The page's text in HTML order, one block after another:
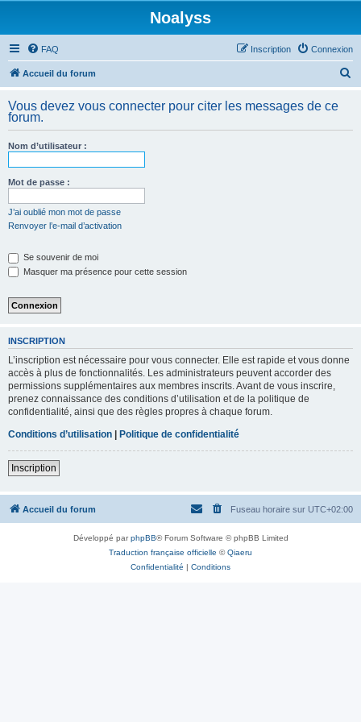
Noalyss
FAQ Connexion
Inscription
Accueil du forum
h
Vous devez vous connecter pour citer les messages de ce
forum.
Nom d’utilisateur :
Mot de passe :
J’ai oublié mon mot de passe
Renvoyer l’e-mail d’activation
Se souvenir de moi
Masquer ma présence pour cette session
INSCRIPTION
L’inscription est nécessaire pour vous connecter. Elle est rapide et vous donne
accès à plus de fonctionnalités. Les administrateurs peuvent accorder des
permissions supplémentaires aux membres inscrits. Avant de vous inscrire,
prenez connaissance des conditions d’utilisation et de la politique de
confidentialité, ainsi que des règles propres à chaque forum.
Conditions d’utilisation | Politique de confidentialité
Inscription
Accueil du forum Fuseau horaire sur UTC+02:00
Développé parphpBB® Forum Software © phpBB Limited
Traduction française officielle ©Qiaeru
Confidentialité | Conditions